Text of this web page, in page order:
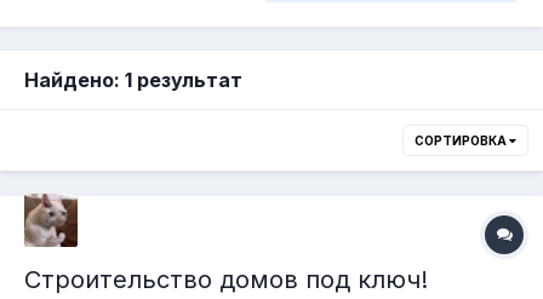
Найдено: 1 результат
СОРТИРОВКА
Строительство домов под ключ!